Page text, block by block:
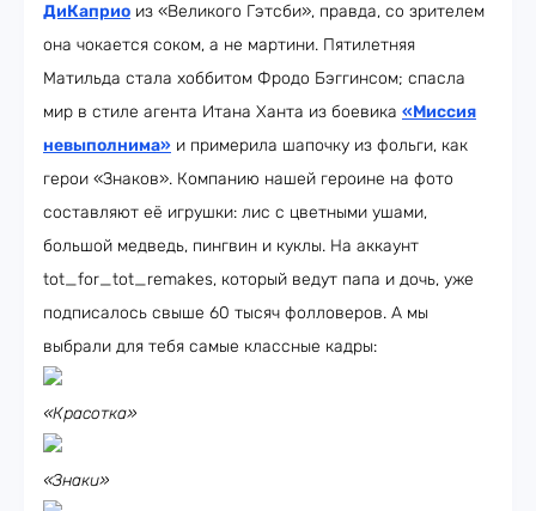
ДиКаприо из «Великого Гэтсби», правда, со зрителем
она чокается соком, а не мартини. Пятилетняя
Матильда стала хоббитом Фродо Бэггинсом; спасла
мир в стиле агента Итана Ханта из боевика «Миссия
невыполнима» и примерила шапочку из фольги, как
герои «Знаков». Компанию нашей героине на фото
составляют её игрушки: лис с цветными ушами,
большой медведь, пингвин и куклы. На аккаунт
tot_for_tot_remakes, который ведут папа и дочь, уже
подписалось свыше 60 тысяч фолловеров. А мы
выбрали для тебя самые классные кадры:
«Красотка»
«Знаки»